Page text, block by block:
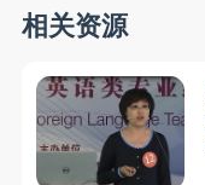
相关资源